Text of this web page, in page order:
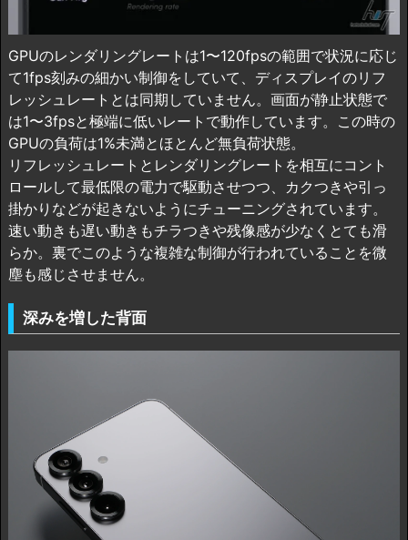
GPUのレンダリングレートは1〜120fpsの範囲で状況に応じ
て1fps刻みの細かい制御をしていて、ディスプレイのリフ
レッシュレートとは同期していません。画面が静止状態で
は1〜3fpsと極端に低いレートで動作しています。この時の
GPUの負荷は1%未満とほとんど無負荷状態。
リフレッシュレートとレンダリングレートを相互にコント
ロールして最低限の電力で駆動させつつ、カクつきや引っ
掛かりなどが起きないようにチューニングされています。
速い動きも遅い動きもチラつきや残像感が少なくとても滑
らか。裏でこのような複雑な制御が行われていることを微
塵も感じさせません。
深みを増した背面